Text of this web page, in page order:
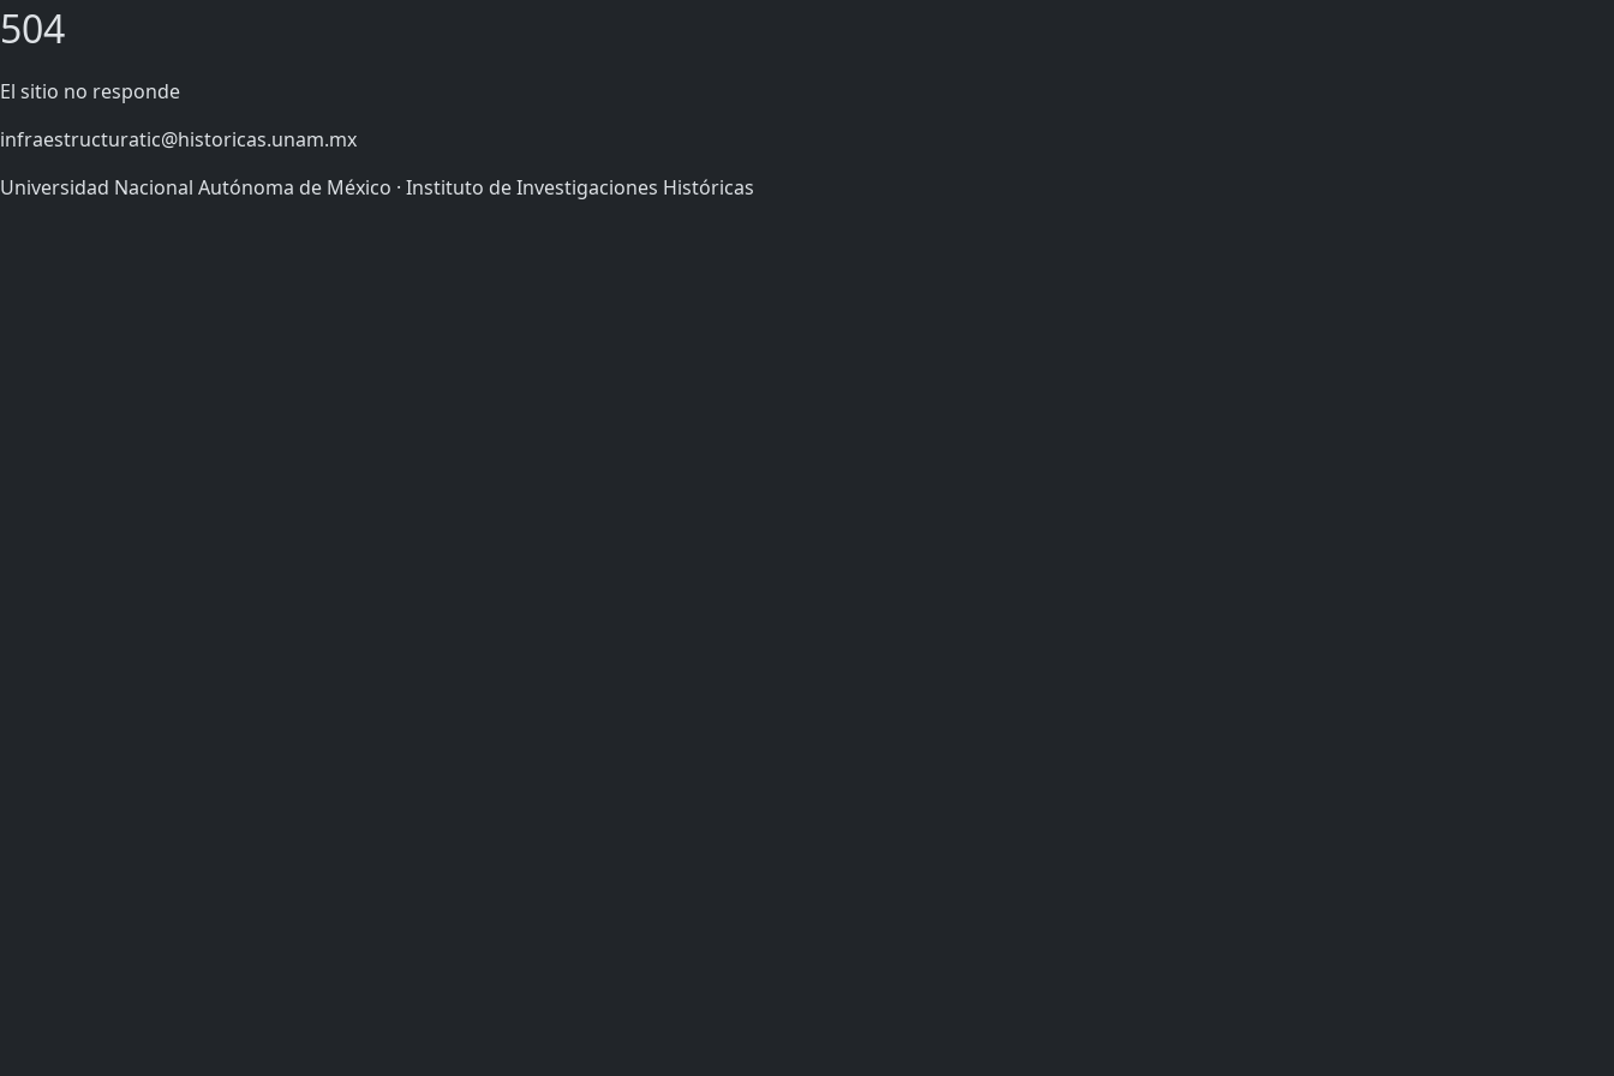
504
El sitio no responde
infraestructuratic@historicas.unam.mx
Universidad Nacional Autónoma de México · Instituto de Investigaciones Históricas